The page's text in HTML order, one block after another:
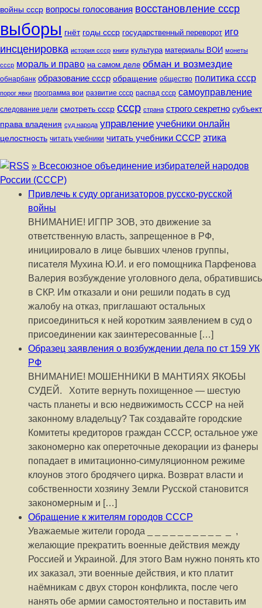
войны ссср вопросы голосования восстановление ссср
выборы гнёт годы ссср государственный переворот иго
инсценировка история ссср книги культура материалы ВОИ монеты
ссср мораль и право на самом деле обман и возмездие
обнарбанк образование ссср обращение общество политика ссср
порог явки программа вои развитие ссср распад ссср самоуправление
следование цели смотреть ссср ссср страна строго секретно субъект
права владения суд народа управление учебники онлайн
целостность читать учебники читать учебники СССР этика
» Всесоюзное объединение избирателей народов
России (СССР)
Привлечь к суду организаторов русско-русской
войны
ВНИМАНИЕ! ИГПР ЗОВ, это движение за
ответственную власть, запрещенное в РФ,
инициировало в лице бывших членов группы,
писателя Мухина Ю.И. и его помощника Парфенова
Валерия возбуждение уголовного дела, обратившись
в СКР. Им отказали и они решили подать в суд
жалобу на отказ, приглашают остальных
присоединиться к ней коротким заявлением в суд о
присоединении как заинтересованные […]
Образец заявления о возбуждении дела по ст 159 УК
РФ
ВНИМАНИЕ! МОШЕННИКИ В МАНТИЯХ ЯКОБЫ
СУДЕЙ. Хотите вернуть похищенное — шестую
часть планеты и всю недвижимость СССР на ней
законному владельцу? Так создавайте городские
Комитеты кредиторов граждан СССР, остальное уже
закономерно как опереточные декорации из фанеры
попадает в имитационно-симуляционном режиме
клоунов этого бродячего цирка. Возврат власти и
собственности хозяину Земли Русской становится
закономерным и […]
Обращение к жителям городов СССР
Уважаемые жители города _ _ _ _ _ _ _ _ _ _ _ ,
желающие прекратить военные действия между
Россией и Украиной. Для этого Вам нужно понять кто
их заказал, эти военные действия, и кто платит
наёмникам с двух сторон конфликта, после чего
нанять обе армии самостоятельно и поставить им